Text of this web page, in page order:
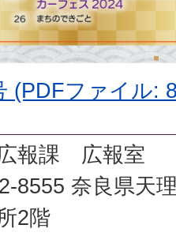
(PDFファイル:
報課 広報室
8555 奈良県天
2階